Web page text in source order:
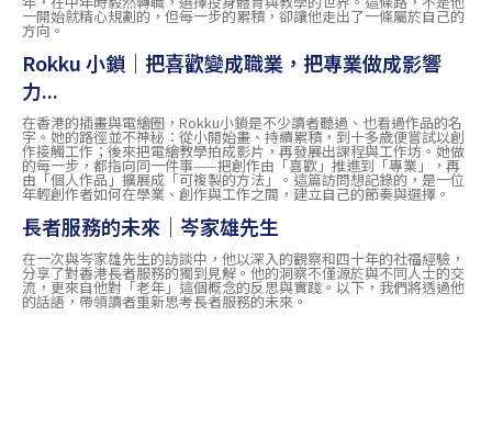
一開始就精心規劃的，但每一步的累積，卻讓他走出了一條屬於自己的
方向。
Rokku 小鎖｜把喜歡變成職業，把專業做成影響
力...
在香港的插畫與電繪圈，Rokku小鎖是不少讀者聽過、也看過作品的名
字。她的路徑並不神秘：從小開始畫、持續累積，到十多歲便嘗試以創
作接觸工作；後來把電繪教學拍成影片，再發展出課程與工作坊。她做
的每一步，都指向同一件事——把創作由「喜歡」推進到「專業」，再
由「個人作品」擴展成「可複製的方法」。這篇訪問想記錄的，是一位
年輕創作者如何在學業、創作與工作之間，建立自己的節奏與選擇。
長者服務的未來｜岑家雄先生
在一次與岑家雄先生的訪談中，他以深入的觀察和四十年的社福經驗，
分享了對香港長者服務的獨到見解。他的洞察不僅源於與不同人士的交
流，更來自他對「老年」這個概念的反思與實踐。以下，我們將透過他
的話語，帶領讀者重新思考長者服務的未來。